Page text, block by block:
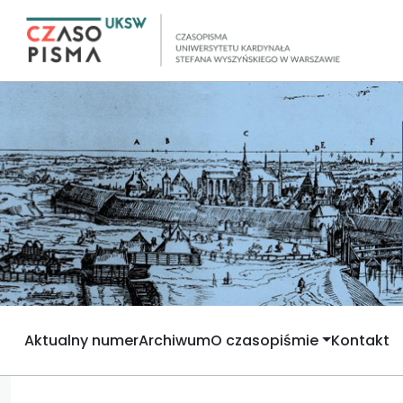
Aktualny numerArchiwumO czasopiśmie Kontakt